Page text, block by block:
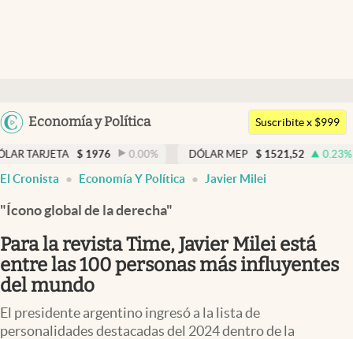
Argentina
Uruguay
Economía y Política
Members
Economía y Política
Finanzas y Mercados
Mercados Online
Negocios
Columnistas
Apertura
Suscribite x $999
$ 1976 0.00 % DÓLAR MEP $ 1521,52 0.23% DÓLAR
El Cronista Economía Y Política Javier Milei
"Ícono global de la derecha"
Para la revista Time, Javier Milei está
entre las 100 personas más influyentes
del mundo
El presidente argentino ingresó a la lista de
personalidades destacadas del 2024 dentro de la